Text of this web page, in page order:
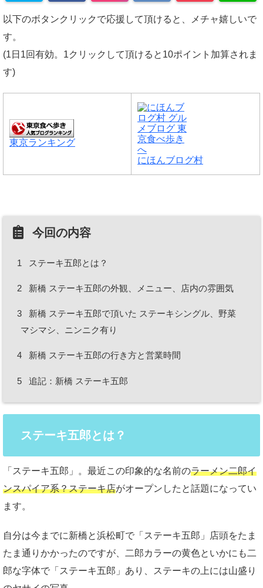
以下のボタンクリックで応援して頂けると、メチャ嬉しいで
す。
(1日1回有効。1クリックして頂けると10ポイント加算されま
す)
東京ランキング
にほんブログ村
今回の内容
1 ステーキ五郎とは？
2 新橋 ステーキ五郎の外観、メニュー、店内の雰囲気
3
新橋 ステーキ五郎で頂いた ステーキシングル、野菜
マシマシ、ニンニク有り
4 新橋 ステーキ五郎の行き方と営業時間
5 追記：新橋 ステーキ五郎
ステーキ五郎とは？
「ステーキ五郎」。最近この印象的な名前のラーメン二郎イ
ンスパイア系？ステーキ店がオープンしたと話題になってい
ます。
自分は今までに新橋と浜松町で「ステーキ五郎」店頭をたま
たま通りかかったのですが、二郎カラーの黄色といかにも二
郎な字体で「ステーキ五郎」あり、ステーキの上には山盛り